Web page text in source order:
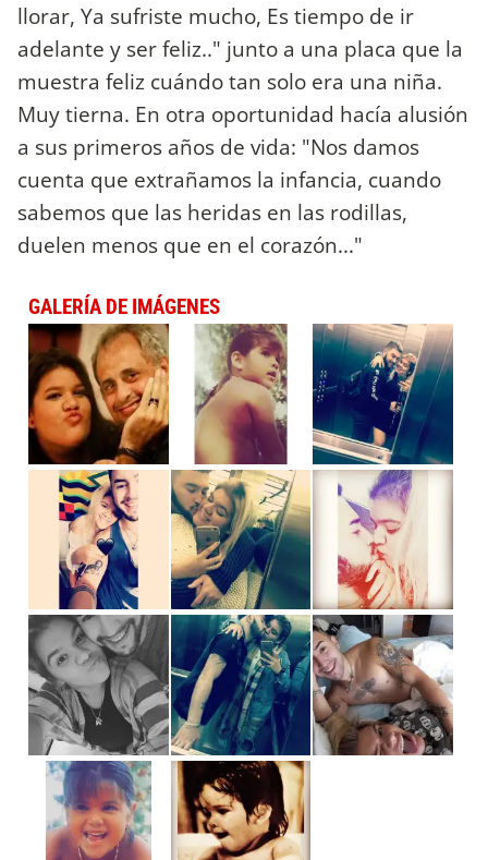
llorar, Ya sufriste mucho, Es tiempo de ir
adelante y ser feliz.." junto a una placa que la
muestra feliz cuándo tan solo era una niña.
Muy tierna. En otra oportunidad hacía alusión
a sus primeros años de vida: "Nos damos
cuenta que extrañamos la infancia, cuando
sabemos que las heridas en las rodillas,
duelen menos que en el corazón..."
GALERÍA DE IMÁGENES